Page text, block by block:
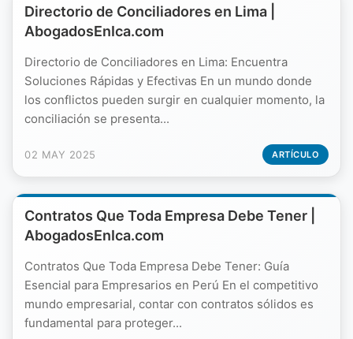
Directorio de Conciliadores en Lima |
AbogadosEnIca.com
Directorio de Conciliadores en Lima: Encuentra
Soluciones Rápidas y Efectivas En un mundo donde
los conflictos pueden surgir en cualquier momento, la
conciliación se presenta...
02 MAY 2025 ARTÍCULO
Contratos Que Toda Empresa Debe Tener |
AbogadosEnIca.com
Contratos Que Toda Empresa Debe Tener: Guía
Esencial para Empresarios en Perú En el competitivo
mundo empresarial, contar con contratos sólidos es
fundamental para proteger...